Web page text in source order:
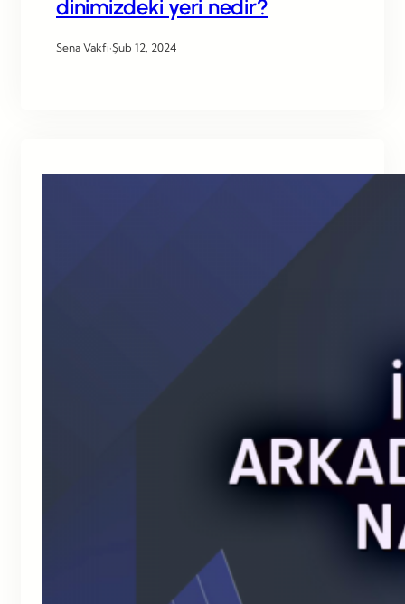
dinimizdeki yeri nedir?
Sena Vakfı·Şub 12, 2024